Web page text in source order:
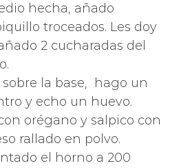
hecha, añado
troceados. Les doy
2 cucharadas del
sobre la base, hago un
y echo un huevo.
orégano y salpico con
rallado en polvo.
el horno a 200